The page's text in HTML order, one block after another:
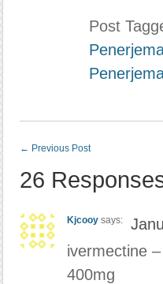
Post
← Previous Post
26
Kjcooy says:
ivermectine –
400mg